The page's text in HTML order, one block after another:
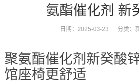
氨酯催化剂 新
日期：2025-03-23 分类：
聚氨酯催化剂新癸酸
馆座椅更舒适